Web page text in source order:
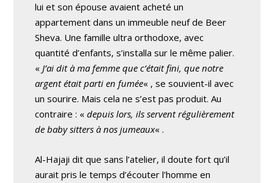
lui et son épouse avaient acheté un
appartement dans un immeuble neuf de Beer
Sheva. Une famille ultra orthodoxe, avec
quantité d’enfants, s’installa sur le même palier.
«J’ai dit à ma femme que c’était fini, que notre
argent était parti en fumée« , se souvient-il avec
un sourire. Mais cela ne s’est pas produit. Au
contraire : «depuis lors, ils servent régulièrement
de baby sitters à nos jumeaux« .
Al-Hajaji dit que sans l’atelier, il doute fort qu’il
aurait pris le temps d’écouter l’homme en